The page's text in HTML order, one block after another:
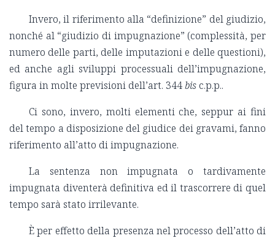
Invero, il riferimento alla “definizione” del giudizio,
nonché al “giudizio di impugnazione” (complessità, per
numero delle parti, delle imputazioni e delle questioni),
ed anche agli sviluppi processuali dell’impugnazione,
figura in molte previsioni dell’art. 344bis c.p.p..
Ci sono, invero, molti elementi che, seppur ai fini
del tempo a disposizione del giudice dei gravami, fanno
riferimento all’atto di impugnazione.
La sentenza non impugnata o tardivamente
impugnata diventerà definitiva ed il trascorrere di quel
tempo sarà stato irrilevante.
È per effetto della presenza nel processo dell’atto di